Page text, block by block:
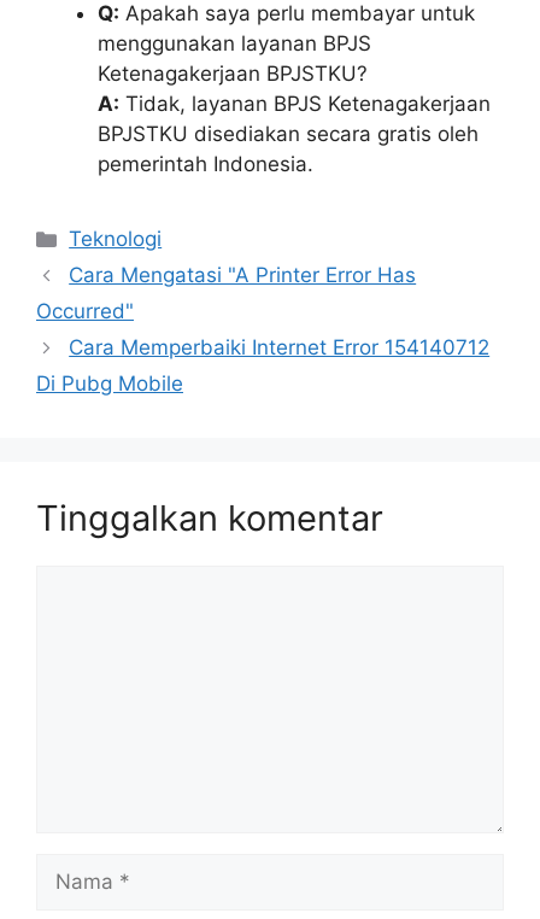
Q: Apakah saya perlu membayar untuk
menggunakan layanan BPJS
Ketenagakerjaan BPJSTKU?
A: Tidak, layanan BPJS Ketenagakerjaan
BPJSTKU disediakan secara gratis oleh
pemerintah Indonesia.
Kategori
Teknologi
Cara Mengatasi "A Printer Error Has
Occurred"
Cara Memperbaiki Internet Error 154140712
Di Pubg Mobile
Tinggalkan komentar
Nama